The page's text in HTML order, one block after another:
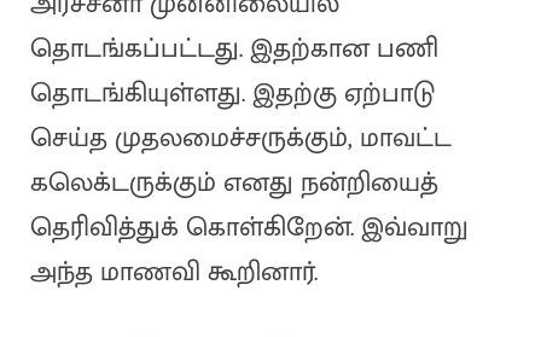
தொடங்கப்பட்டது. இதற்கான பணி
தொடங்கியுள்ளது. இதற்கு ஏற்பாடு
செய்த முதலமைச்சருக்கும், மாவட்ட
கலெக்டருக்கும் எனது நன்றியைத்
தெரிவித்துக் கொள்கிறேன். இவ்வாறு
அந்த மாணவி கூறினார்.